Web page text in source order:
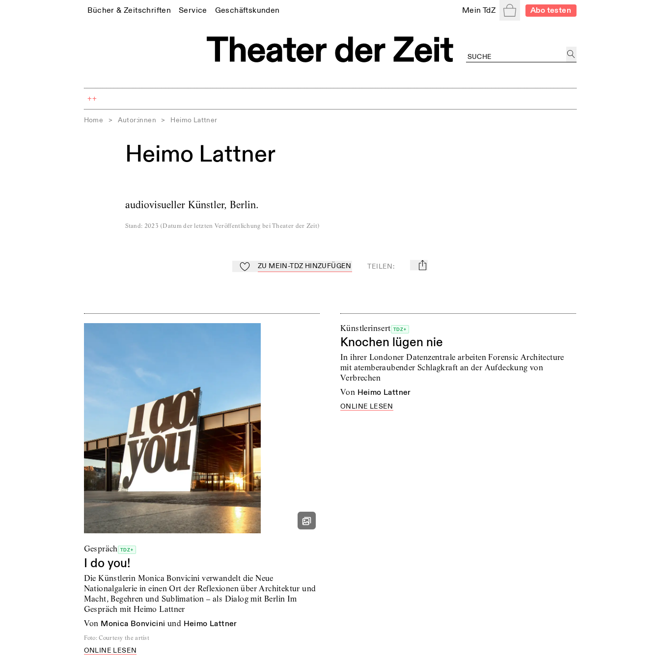
Bücher & Zeitschriften Service Geschäftskunden Mein TdZ WarenkorbAbo testen
++
Home > Autor:innen > Heimo Lattner
Heimo Lattner
audiovisueller Künstler, Berlin.
Stand: 2023 (Datum der letzten Veröffentlichung bei Theater der Zeit)
Zu Mein-TdZ hinzufügen
ZU MEIN-TDZ HINZUFÜGEN TEILEN: mail
Gespräch TDZ+
I do you!
Die Künstlerin Monica Bonvicini verwandelt die Neue
Nationalgalerie in einen Ort der Reflexionen über Architektur und
Macht, Begehren und Sublimation – als Dialog mit Berlin Im
Gespräch mit Heimo Lattner
von Monica Bonvicini und Heimo Lattner
Foto: Courtesy the artist
ONLINE LESEN
Künstlerinsert TDZ+
Knochen lügen nie
In ihrer Londoner Datenzentrale arbeiten Forensic Architecture
mit atemberaubender Schlagkraft an der Aufdeckung von
Verbrechen
von Heimo Lattner
ONLINE LESEN